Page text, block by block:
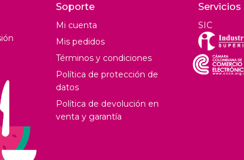
Soporte
Mi cuenta
Mis pedidos
Términos y condiciones
Política de protección de
datos
Política de devolución en
venta y garantía
Servicios
SIC